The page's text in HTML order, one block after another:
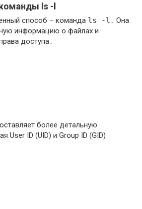
ls -l
способ – команда ls -l ․ Она
информацию о файлах и
доступа․
более детальную
User ID (UID) и Group ID (GID)